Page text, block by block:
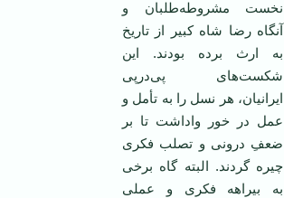
نخست مشروطه‌طلبان و
آنگاه رضا شاه کبیر از تاریخ
به ارث برده بودند. این
شکست‌های پی‌درپی
ایرانیان، هر نسل را به تأمل و
عمل در خور واداشت تا بر
ضعفِ درونی و تصلب فکری
چیره گردند. البته گاه برخی
به بیراهه فکری و عملی